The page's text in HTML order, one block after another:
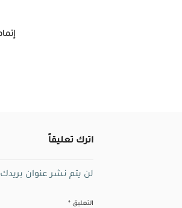
اترك تعليقاً
لن يتم نشر عنوان بريدك
التعليق *